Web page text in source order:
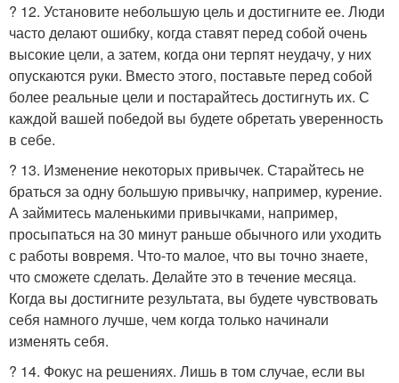
? 12. Установите небольшую цель и достигните ее. Люди
часто делают ошибку, когда ставят перед собой очень
высокие цели, а затем, когда они терпят неудачу, у них
опускаются руки. Вместо этого, поставьте перед собой
более реальные цели и постарайтесь достигнуть их. С
каждой вашей победой вы будете обретать уверенность
в себе.
? 13. Изменение некоторых привычек. Старайтесь не
браться за одну большую привычку, например, курение.
А займитесь маленькими привычками, например,
просыпаться на 30 минут раньше обычного или уходить
с работы вовремя. Что-то малое, что вы точно знаете,
что сможете сделать. Делайте это в течение месяца.
Когда вы достигните результата, вы будете чувствовать
себя намного лучше, чем когда только начинали
изменять себя.
? 14. Фокус на решениях. Лишь в том случае, если вы